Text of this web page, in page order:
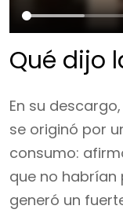
Qué dijo
En su
se originó por
consumo:
que no habrían
generó un